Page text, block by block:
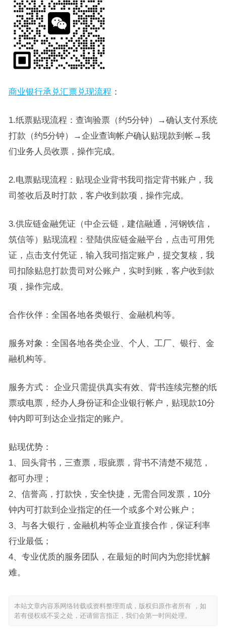
商业银行承兑汇票兑现流程 ：
1.纸票贴现流程：查询验票（约5分钟）→确认支付系统
打款（约5分钟）→企业查询帐户确认贴现款到帐→我
们业务人员收票，操作完成。
2.电票贴现流程：贴现企业背书我司指定背书账户，我
司签收后及时打款，客户收到款项，操作完成。
3.供应链金融凭证（中企云链，建信融通，河钢铁信，
筑信等）贴现流程：登陆供应链金融平台，点击可用凭
证，点击支付凭证，输入我司指定账户，提交复核，我
司扣除贴息打款贵司对公账户，实时到账，客户收到款
项，操作完成。
合作伙伴：全国各地各类银行、金融机构等。
服务对象：全国各地各类企业、个人、工厂、银行、金
融机构等。
服务方式： 企业只需提供真实有效、背书连续完整的纸
票或电票，经办人身份证和企业银行帐户，贴现款10分
钟内即可到达企业指定的账户。
贴现优势：
1、回头背书，三查票，瑕疵票，背书不清楚不规范，
都可办理；
2、信誉高，打款快，安全快捷，无需合同发票，10分
钟内可打款到企业指定的任一个或多个对公账户；
3、与各大银行，金融机构等企业直接合作，保证利率
行业最低；
4、专业优质的服务团队，在最短的时间内为您排忧解
难。
本站文章内容系网络转载或资料整理而成，版权归原作者所有 ，如
若有侵权或不妥之处，还请留言指正，我们会第一时间处理。